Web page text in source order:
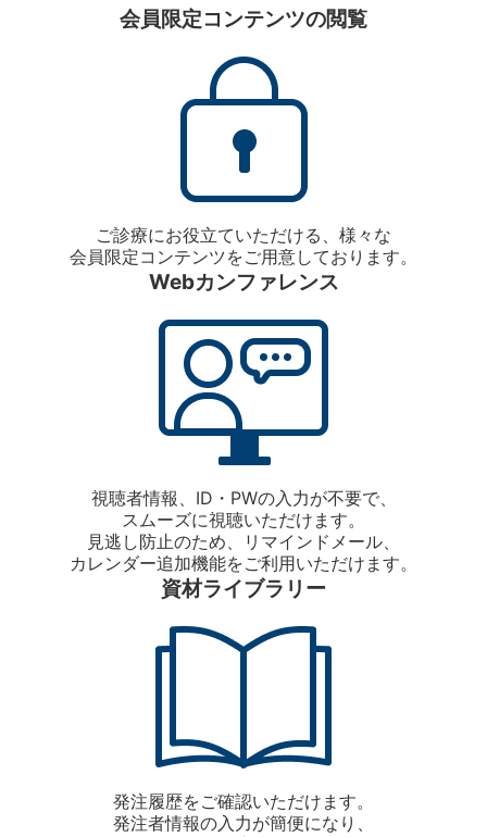
会員限定コンテンツの閲覧
ご診療にお役立ていただける、様々な
会員限定コンテンツをご用意しております。
Webカンファレンス
視聴者情報、ID・PWの入力が不要で、
スムーズに視聴いただけます。
見逃し防止のため、リマインドメール、
カレンダー追加機能をご利用いただけます。
資材ライブラリー
発注履歴をご確認いただけます。
発注者情報の入力が簡便になり、